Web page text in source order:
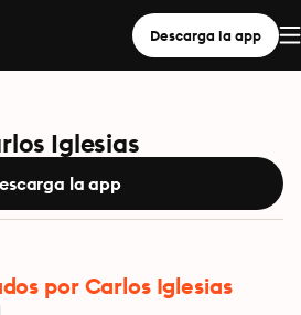
Descarga la app
Iglesias
la app
por Carlos Iglesias